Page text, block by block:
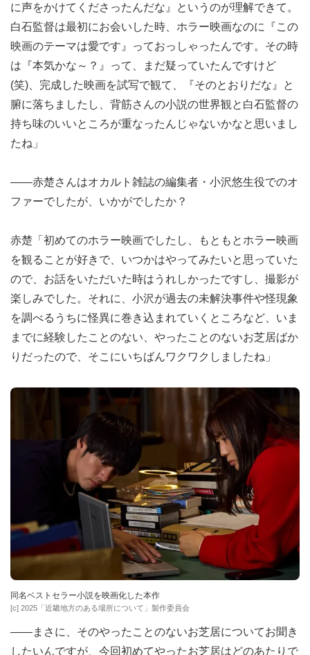
に声をかけてくださったんだな』というのが理解できて。
白石監督は最初にお会いした時、ホラー映画なのに『この
映画のテーマは愛です』っておっしゃったんです。その時
は『本気かな～？』って、まだ疑っていたんですけど
(笑)、完成した映画を試写で観て、『そのとおりだな』と
腑に落ちましたし、背筋さんの小説の世界観と白石監督の
持ち味のいいところが重なったんじゃないかなと思いまし
たね」
――赤楚さんはオカルト雑誌の編集者・小沢悠生役でのオ
ファーでしたが、いかがでしたか？
赤楚「初めてのホラー映画でしたし、もともとホラー映画
を観ることが好きで、いつかはやってみたいと思っていた
ので、お話をいただいた時はうれしかったですし、撮影が
楽しみでした。それに、小沢が過去の未解決事件や怪現象
を調べるうちに怪異に巻き込まれていくところなど、いま
までに経験したことのない、やったことのないお芝居ばか
りだったので、そこにいちばんワクワクしましたね」
同名ベストセラー小説を映画化した本作
[c] 2025「近畿地方のある場所について」製作委員会
――まさに、そのやったことのないお芝居についてお聞き
したいんですが、今回初めてやったお芝居はどのあたりで